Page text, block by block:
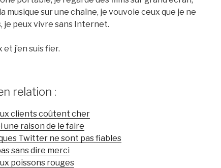
musique sur une chaîne, je vouvoie ceux que je ne
je peux vivre sans Internet.
et j’en suis fier.
relation :
clients coûtent cher
une raison de le faire
Twitter ne sont pas fiables
sans dire merci
poissons rouges